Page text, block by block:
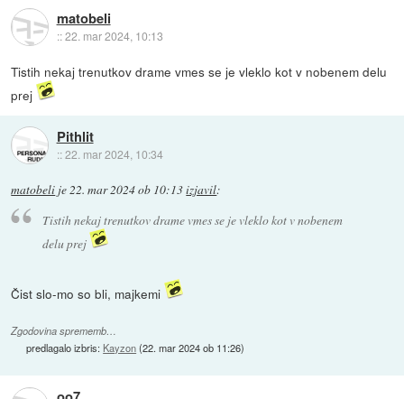
matobeli
::22. mar 2024, 10:13
Tistih nekaj trenutkov drame vmes se je vleklo kot v nobenem delu
prej
Pithlit
::22. mar 2024, 10:34
matobeli je22. mar 2024 ob 10:13izjavil:
Tistih nekaj trenutkov drame vmes se je vleklo kot v nobenem
delu prej
Čist slo-mo so bli, majkemi
Zgodovina sprememb…
predlagalo izbris: Kayzon(22. mar 2024 ob 11:26)